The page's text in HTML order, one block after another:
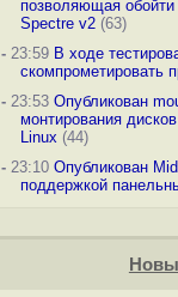
позволяющая
Spectre v2(63)
-23:59 В ходе
скомпрометировать
-23:53 Опубликован
монтирования
Linux (44)
-23:10 Опубликован
поддержкой